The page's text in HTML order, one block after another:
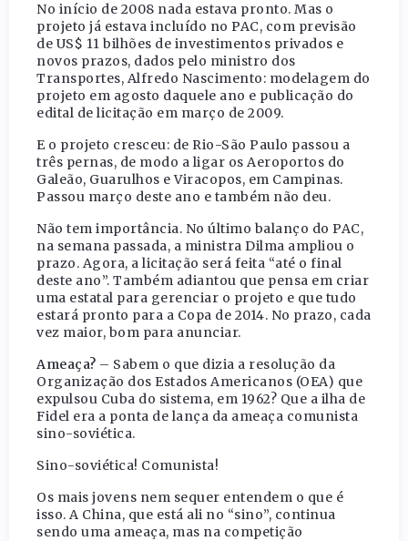
No início de 2008 nada estava pronto. Mas o
projeto já estava incluído no PAC, com previsão
de US$ 11 bilhões de investimentos privados e
novos prazos, dados pelo ministro dos
Transportes, Alfredo Nascimento: modelagem do
projeto em agosto daquele ano e publicação do
edital de licitação em março de 2009.
E o projeto cresceu: de Rio-São Paulo passou a
três pernas, de modo a ligar os Aeroportos do
Galeão, Guarulhos e Viracopos, em Campinas.
Passou março deste ano e também não deu.
Não tem importância. No último balanço do PAC,
na semana passada, a ministra Dilma ampliou o
prazo. Agora, a licitação será feita “até o final
deste ano”. Também adiantou que pensa em criar
uma estatal para gerenciar o projeto e que tudo
estará pronto para a Copa de 2014. No prazo, cada
vez maior, bom para anunciar.
Ameaça? – Sabem o que dizia a resolução da
Organização dos Estados Americanos (OEA) que
expulsou Cuba do sistema, em 1962? Que a ilha de
Fidel era a ponta de lança da ameaça comunista
sino-soviética.
Sino-soviética! Comunista!
Os mais jovens nem sequer entendem o que é
isso. A China, que está ali no “sino”, continua
sendo uma ameaça, mas na competição